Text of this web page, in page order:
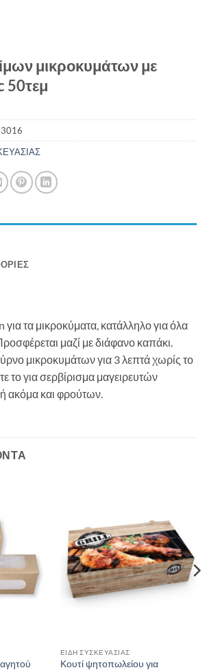
μικροκυμάτων με
50τεμ
τα μικροκύματα, κατάλληλο για όλα
μαζί με διάφανο καπάκι.
μικροκυμάτων για 3 λεπτά χωρίς το
το για σερβίρισμα μαγειρευτών
ακόμα και φρούτων.
ΕΙΔΗ ΣΥΣΚΕΥΑΣΙΑΣ
Κουτί ψητοπωλείου για